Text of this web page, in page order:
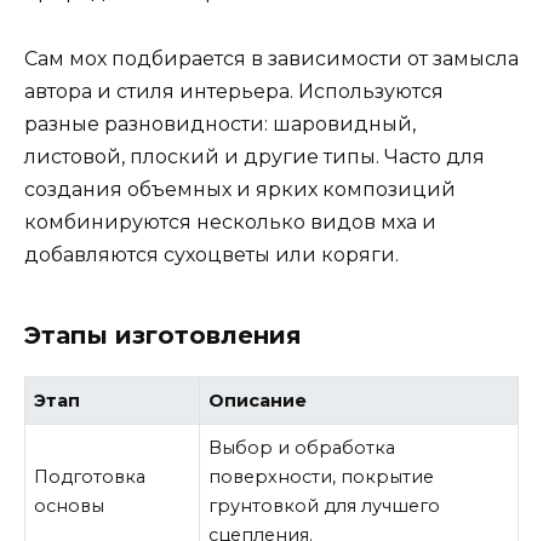
Сам мох подбирается в зависимости от замысла
автора и стиля интерьера. Используются
разные разновидности: шаровидный,
листовой, плоский и другие типы. Часто для
создания объемных и ярких композиций
комбинируются несколько видов мха и
добавляются сухоцветы или коряги.
Этапы изготовления
Этап Описание
Подготовка
основы
Выбор и обработка
поверхности, покрытие
грунтовкой для лучшего
сцепления.